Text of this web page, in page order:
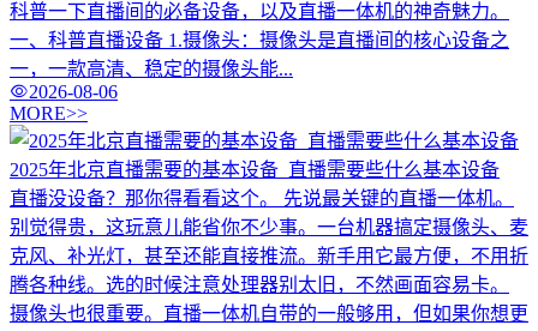
科普一下直播间的必备设备，以及直播一体机的神奇魅力。
一、科普直播设备 1.摄像头：摄像头是直播间的核心设备之
一，一款高清、稳定的摄像头能...
2026-08-06
MORE>>
2025年北京直播需要的基本设备_直播需要些什么基本设备
直播没设备？那你得看看这个。 先说最关键的直播一体机。
别觉得贵，这玩意儿能省你不少事。一台机器搞定摄像头、麦
克风、补光灯，甚至还能直接推流。新手用它最方便，不用折
腾各种线。选的时候注意处理器别太旧，不然画面容易卡。
摄像头也很重要。直播一体机自带的一般够用，但如果你想更